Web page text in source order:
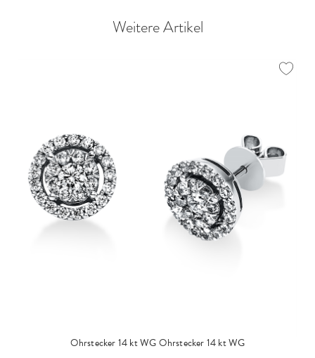
Weitere Artikel
Ohrstecker 14 kt WGOhrstecker 14 kt WG